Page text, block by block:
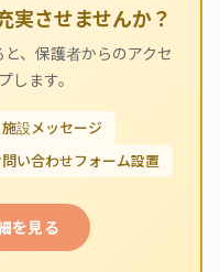
実させませんか？
、保護者からのアクセ
します。
設メッセージ
い合わせフォーム設置
を見る